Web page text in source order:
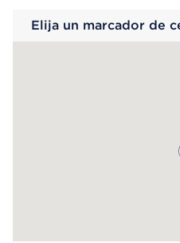
Elija un marcador de